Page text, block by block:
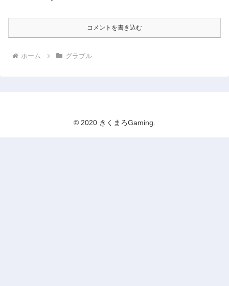
コメントを書き込む
ホーム グラブル
© 2020 きくまろGaming.